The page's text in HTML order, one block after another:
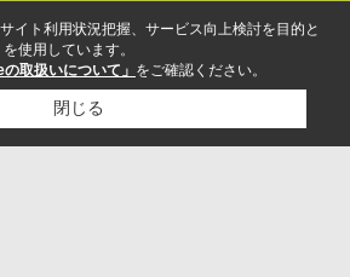
イト利用状況把握、サービス向上検討を目的と
使用しています。
の取扱いについて」 をご確認ください。
閉じる